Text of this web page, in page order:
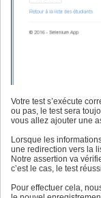
Votre test s’exécute
ou pas, le test sera
vous allez ajouter une
Lorsque les
une redirection vers la
Notre assertion va
c’est le cas, le test
Pour effectuer cela,